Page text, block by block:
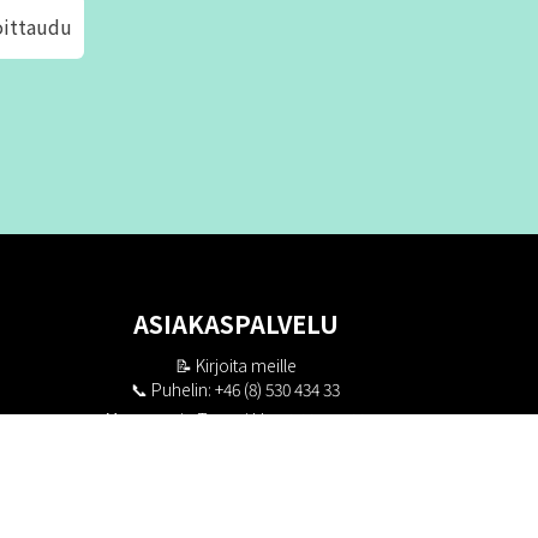
ASIAKASPALVELU
📝 Kirjoita meille
📞 Puhelin: +46 (8) 530 434 33
Maanantai - Torstai klo 10.00 - 17.00